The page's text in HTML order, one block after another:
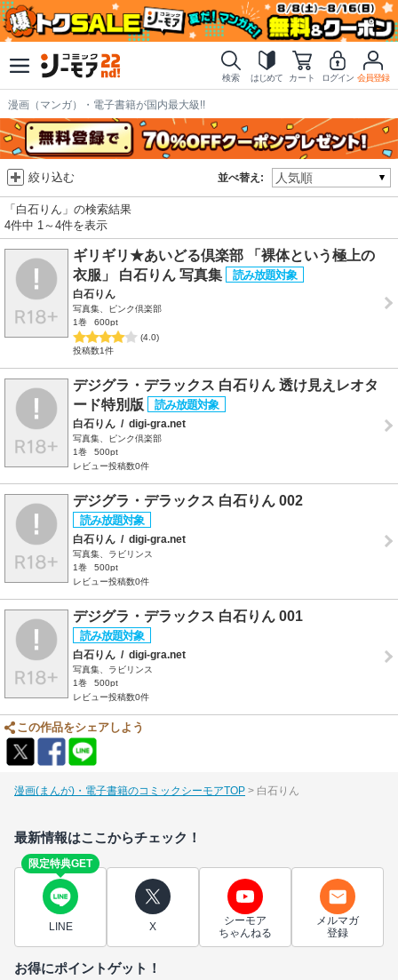
検索 はじめて カート ログイン 会員登録
漫画（マンガ）・電子書籍が国内最大級!!
並べ替え:
絞り込む
「白石りん」の検索結果
4件中 1～4件を表示
ギリギリ★あいどる倶楽部 「裸体という極上の
衣服」 白石りん 写真集
白石りん
写真集、ピンク倶楽部
1巻
600pt
(4.0)
投稿数1件
デジグラ・デラックス 白石りん 透け見えレオタ
ード特別版
白石りん / digi-gra.net
写真集、ピンク倶楽部
1巻
500pt
レビュー投稿数0件
デジグラ・デラックス 白石りん 002
白石りん / digi-gra.net
写真集、ラビリンス
1巻
500pt
レビュー投稿数0件
デジグラ・デラックス 白石りん 001
白石りん / digi-gra.net
写真集、ラビリンス
1巻
500pt
レビュー投稿数0件
この作品をシェアしよう
漫画(まんが)・電子書籍のコミックシーモアTOP 白石りん
最新情報はここからチェック！
限定特典GET
LINE X
シーモア
ちゃんねる
メルマガ
登録
お得にポイントゲット！